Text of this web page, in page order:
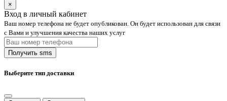
×
Вход в личный кабинет
Ваш номер телефона не будет опубликован. Он будет использован для связи
с Вами и улучшения качества наших услуг
Выберите тип доставки